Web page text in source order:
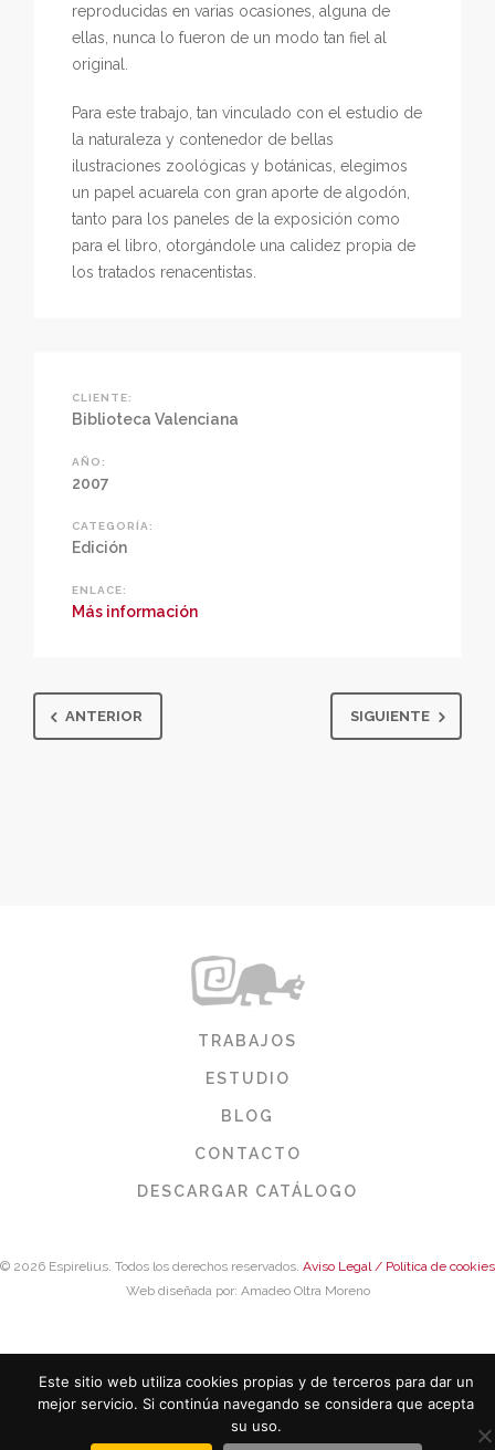
reproducidas en varias ocasiones, alguna de
ellas, nunca lo fueron de un modo tan fiel al
original.
Para este trabajo, tan vinculado con el estudio de
la naturaleza y contenedor de bellas
ilustraciones zoológicas y botánicas, elegimos
un papel acuarela con gran aporte de algodón,
tanto para los paneles de la exposición como
para el libro, otorgándole una calidez propia de
los tratados renacentistas.
CLIENTE:
Biblioteca Valenciana
AÑO:
2007
CATEGORÍA:
Edición
ENLACE:
Más información
ANTERIOR SIGUIENTE
TRABAJOS
ESTUDIO
BLOG
CONTACTO
DESCARGAR CATÁLOGO
© 2026 Espirelius. Todos los derechos reservados. Aviso Legal / Política de cookies
Web diseñada por: Amadeo Oltra Moreno
Este sitio web utiliza cookies propias y de terceros para dar un
mejor servicio. Si continúa navegando se considera que acepta
su uso.